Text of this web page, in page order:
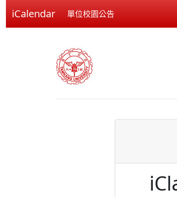
iCalendar 單位校園公告